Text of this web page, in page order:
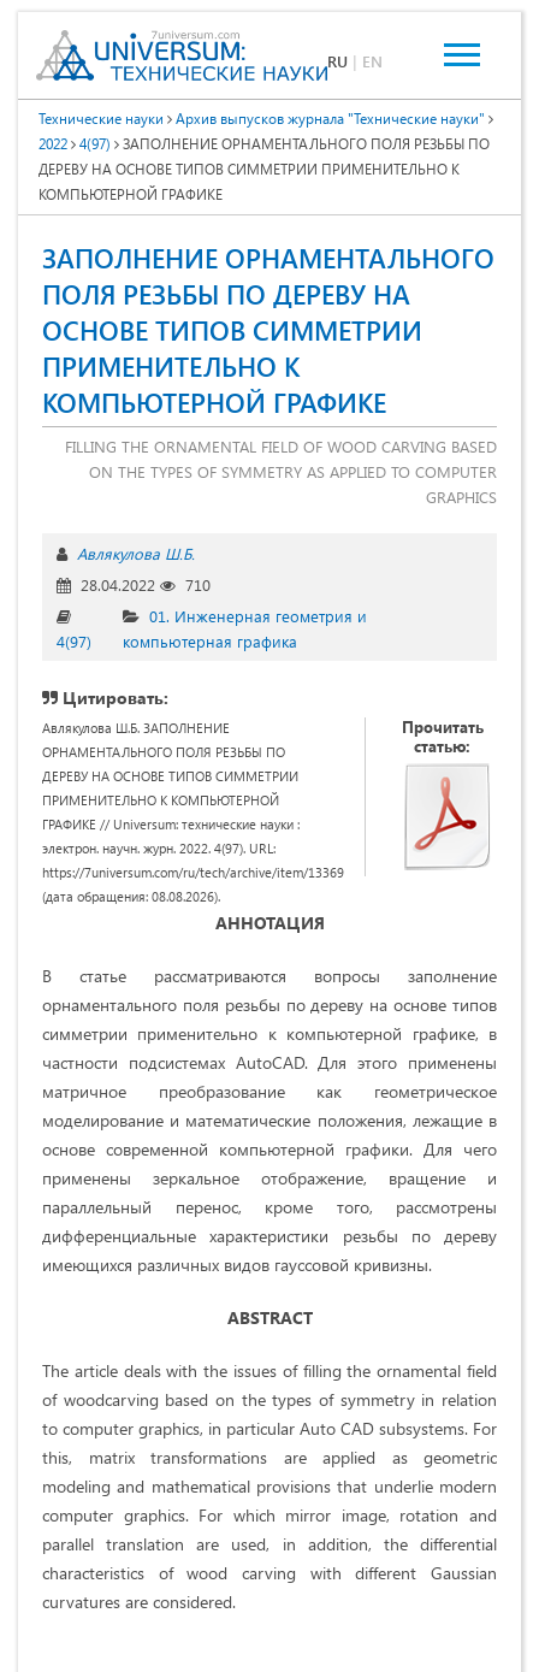
RU | EN
Технические науки
Архив выпусков журнала "Технические науки"
2022
4(97)
ЗАПОЛНЕНИЕ ОРНАМЕНТАЛЬНОГО ПОЛЯ РЕЗЬБЫ ПО
ДЕРЕВУ НА ОСНОВЕ ТИПОВ СИММЕТРИИ ПРИМЕНИТЕЛЬНО К
КОМПЬЮТЕРНОЙ ГРАФИКЕ
ЗАПОЛНЕНИЕ ОРНАМЕНТАЛЬНОГО
ПОЛЯ РЕЗЬБЫ ПО ДЕРЕВУ НА
ОСНОВЕ ТИПОВ СИММЕТРИИ
ПРИМЕНИТЕЛЬНО К
КОМПЬЮТЕРНОЙ ГРАФИКЕ
FILLING THE ORNAMENTAL FIELD OF WOOD CARVING BASED
ON THE TYPES OF SYMMETRY AS APPLIED TO COMPUTER
GRAPHICS
Авлякулова Ш.Б.
28.04.2022
710
4(97)
01. Инженерная геометрия и
компьютерная графика
Цитировать:
Авлякулова Ш.Б. ЗАПОЛНЕНИЕ
ОРНАМЕНТАЛЬНОГО ПОЛЯ РЕЗЬБЫ ПО
ДЕРЕВУ НА ОСНОВЕ ТИПОВ СИММЕТРИИ
ПРИМЕНИТЕЛЬНО К КОМПЬЮТЕРНОЙ
ГРАФИКЕ // Universum: технические науки :
электрон. научн. журн. 2022. 4(97). URL:
https://7universum.com/ru/tech/archive/item/13369
(дата обращения: 08.08.2026).
Прочитать
статью:
АННОТАЦИЯ
В статье рассматриваются вопросы заполнение
орнаментального поля резьбы по дереву на основе типов
симметрии применительно к компьютерной графике, в
частности подсистемах AutoCAD. Для этого применены
матричное преобразование как геометрическое
моделирование и математические положения, лежащие в
основе современной компьютерной графики. Для чего
применены зеркальное отображение, вращение и
параллельный перенос, кроме того, рассмотрены
дифференциальные характеристики резьбы по дереву
имеющихся различных видов гауссовой кривизны.
ABSTRACT
The article deals with the issues of filling the ornamental field
of woodcarving based on the types of symmetry in relation
to computer graphics, in particular Auto CAD subsystems. For
this, matrix transformations are applied as geometric
modeling and mathematical provisions that underlie modern
computer graphics. For which mirror image, rotation and
parallel translation are used, in addition, the differential
characteristics of wood carving with different Gaussian
curvatures are considered.